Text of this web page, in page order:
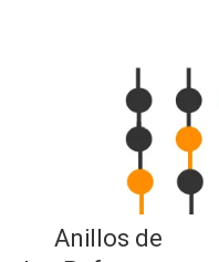
Anillos de